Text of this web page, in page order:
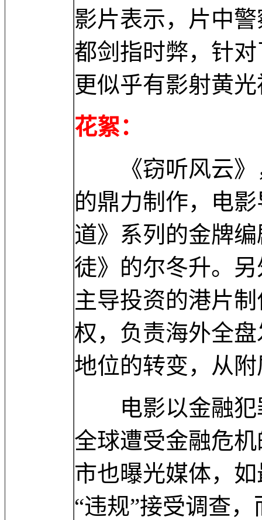
影片表示，片中
都剑指时弊，针
更似乎有影射黄
花絮：
《窃听风云》
的鼎力制作，电
道》系列的金牌
徒》的尔冬升。
主导投资的港片
权，负责海外全
地位的转变，从
电影以金融犯
全球遭受金融危
市也曝光媒体，
“违规”接受调查